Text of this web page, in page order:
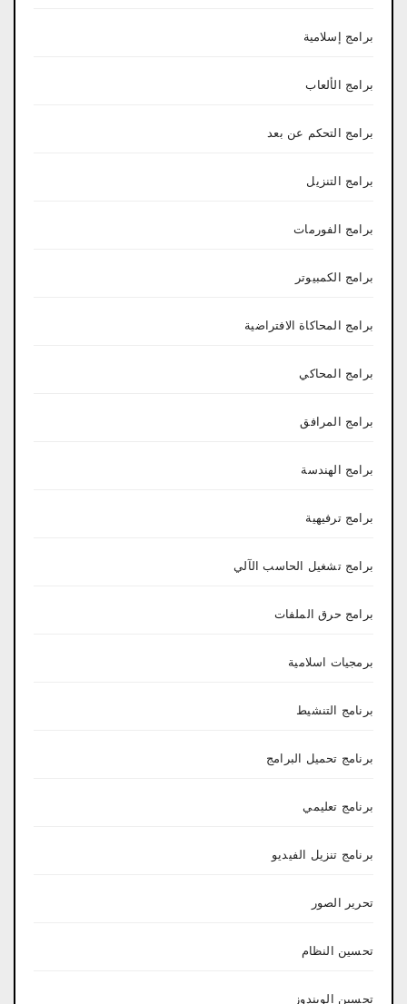
برامج إسلامية
برامج الألعاب
برامج التحكم عن بعد
برامج التنزيل
برامج الفورمات
برامج الكمبيوتر
برامج المحاكاة الافتراضية
برامج المحاكي
برامج المرافق
برامج الهندسة
برامج ترفيهية
برامج تشغيل الحاسب الآلي
برامج حرق الملفات
برمجيات اسلامية
برنامج التنشيط
برنامج تحميل البرامج
برنامج تعليمي
برنامج تنزيل الفيديو
تحرير الصور
تحسين النظام
تحسين الويندوز